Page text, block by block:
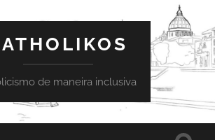
de maneira inclusiva